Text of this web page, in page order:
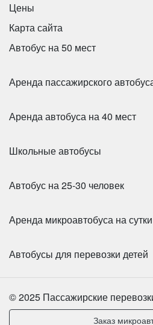
Цены
Карта сайта
Автобус на 50 мест
Аренда пассажирского
Аренда автобуса на 40 мест
Школьные автобусы
Автобус на 25-30 человек
Аренда микроавтобуса на сутки
Автобусы для перевозки детей
© 2025 Пассажирские
Заказ